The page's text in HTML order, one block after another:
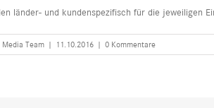
länder- und kundenspezifisch für die jeweiligen
Team | 11.10.2016 | 0 Kommentare